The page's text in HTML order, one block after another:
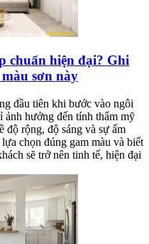
chuẩn hiện đại? Ghi
sơn này
đầu tiên khi bước vào ngôi
ảnh hưởng đến tính thẩm mỹ
độ rộng, độ sáng và sự ấm
chọn đúng gam màu và biết
sẽ trở nên tinh tế, hiện đại